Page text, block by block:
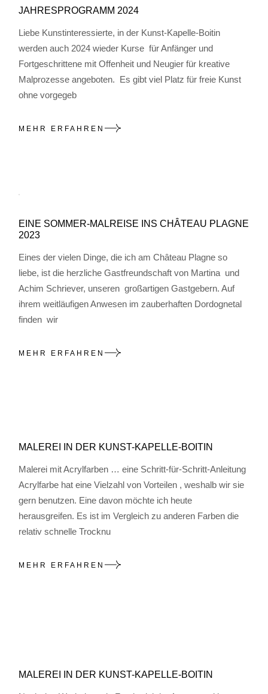
JAHRESPROGRAMM 2024
Liebe Kunstinteressierte, in der Kunst-Kapelle-Boitin
werden auch 2024 wieder Kurse für Anfänger und
Fortgeschrittene mit Offenheit und Neugier für kreative
Malprozesse angeboten. Es gibt viel Platz für freie Kunst
ohne vorgegeb
MEHR ERFAHREN
EINE SOMMER-MALREISE INS CHÂTEAU PLAGNE
2023
Eines der vielen Dinge, die ich am Château Plagne so
liebe, ist die herzliche Gastfreundschaft von Martina und
Achim Schriever, unseren großartigen Gastgebern. Auf
ihrem weitläufigen Anwesen im zauberhaften Dordognetal
finden wir
MEHR ERFAHREN
MALEREI IN DER KUNST-KAPELLE-BOITIN
Malerei mit Acrylfarben … eine Schritt-für-Schritt-Anleitung
Acrylfarbe hat eine Vielzahl von Vorteilen , weshalb wir sie
gern benutzen. Eine davon möchte ich heute
herausgreifen. Es ist im Vergleich zu anderen Farben die
relativ schnelle Trocknu
MEHR ERFAHREN
MALEREI IN DER KUNST-KAPELLE-BOITIN